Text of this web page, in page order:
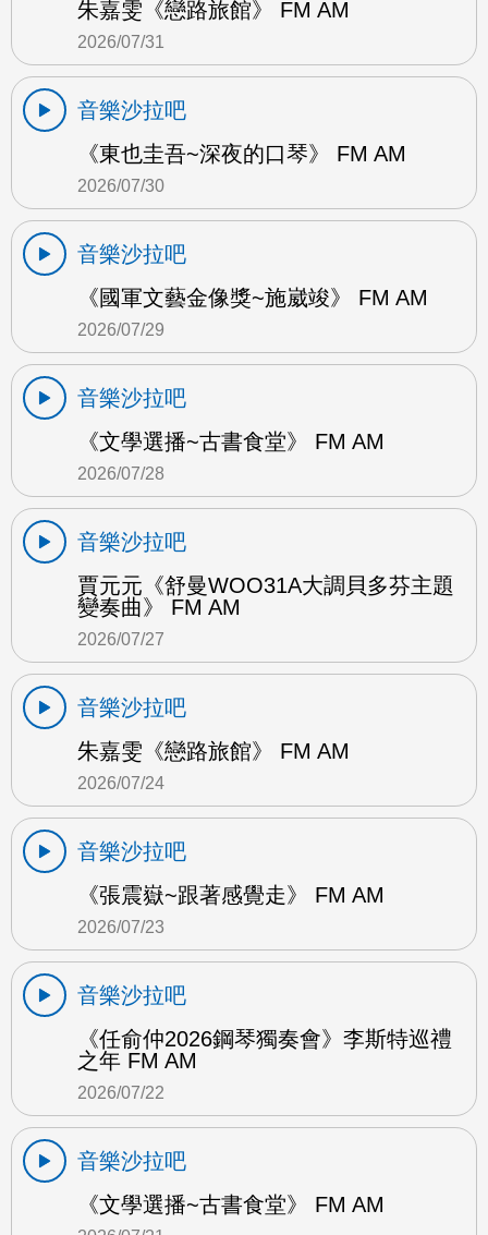
朱嘉雯《戀路旅館》 FM AM
2026/07/31
音樂沙拉吧
《東也圭吾~深夜的口琴》 FM AM
2026/07/30
音樂沙拉吧
《國軍文藝金像獎~施崴竣》 FM AM
2026/07/29
音樂沙拉吧
《文學選播~古書食堂》 FM AM
2026/07/28
音樂沙拉吧
賈元元《舒曼WOO31A大調貝多芬主題
變奏曲》 FM AM
2026/07/27
音樂沙拉吧
朱嘉雯《戀路旅館》 FM AM
2026/07/24
音樂沙拉吧
《張震嶽~跟著感覺走》 FM AM
2026/07/23
音樂沙拉吧
《任俞仲2026鋼琴獨奏會》李斯特巡禮
之年 FM AM
2026/07/22
音樂沙拉吧
《文學選播~古書食堂》 FM AM